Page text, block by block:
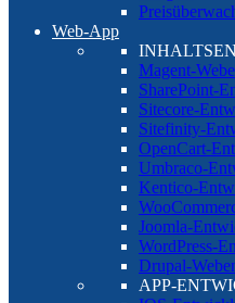
Web-App
Magent-
SharePoint-
Sitecore-
Sitefinity-
OpenCart-
Umbraco-
Kentico-
Joomla-
WordPress-
Drupal-
APP-